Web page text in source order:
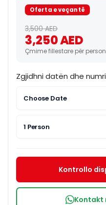
Oferta e veçantë
3,500 AED
3,250 AED
Çmime fillestare për person
Zgjidhni datën dhe
Choose Date
1 Person
Kontrollo
Kontakt